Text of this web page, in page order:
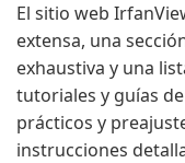
El sitio web
extensa, una
exhaustiva y una
tutoriales y guías
prácticos y
instrucciones